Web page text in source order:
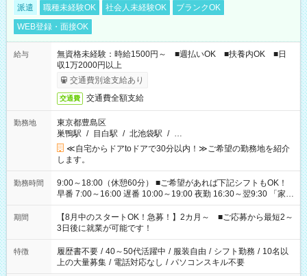
派遣 職種未経験OK 社会人未経験OK
ブランクOK
WEB登録・面接OK
給与
無資格未経験：時給1500円～ ■週払いOK ■扶養内OK ■日
収1万2000円以上
交通費別途支給あり
交通費 交通費全額支給
勤務地
東京都豊島区
巣鴨駅 / 目白駅 / 北池袋駅 / …
≪自宅からドアtoドアで30分以内！≫ご希望の勤務地を紹介
します。
勤務時間
9:00～18:00（休憩60分） ■ご希望があれば下記シフトもOK！
早番 7:00～16:00 遅番 10:00～19:00 夜勤 16:30～翌9:30 「家族
と休みを合わせたい」 「余裕を持って夕飯の準備がしたい」
「できれば残業はしたくない」 など、ご希望を教えてください
ね。 ※Wワーク希望の方へ 今ご覧のお仕事で希望する勤務時間
と、もう1つのお仕事の勤務時間。 合計で週40時間を超える場
合は応募できません。
期間
【8月中のスタートOK！急募！】2カ月～ ■ご応募から最短2～
3日後に就業が可能です！
特徴 履歴書不要 / 40～50代活躍中 / 服装自由 / シフト勤務 / 10名以
上の大量募集 / 電話対応なし / パソコンスキル不要